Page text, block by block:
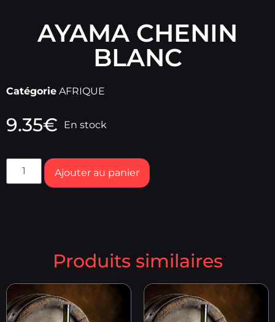
AYAMA CHENIN
BLANC
Catégorie AFRIQUE
9.35€ En stock
Ajouter au panier
Produits similaires